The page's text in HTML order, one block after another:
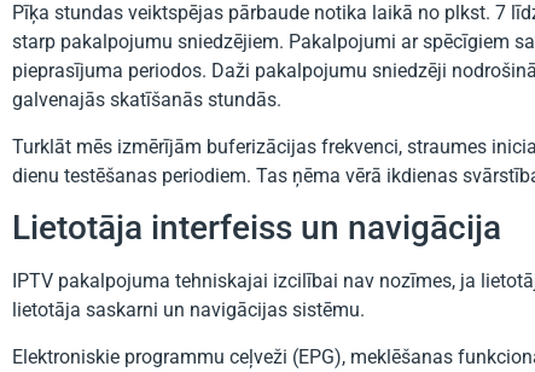
Pīķa stundas veiktspējas pārbaude notika laikā no plkst. 7
starp pakalpojumu sniedzējiem. Pakalpojumi ar spēcīgiem
pieprasījuma periodos. Daži pakalpojumu sniedzēji
galvenajās skatīšanās stundās.
Turklāt mēs izmērījām buferizācijas frekvenci, straumes
dienu testēšanas periodiem. Tas ņēma vērā ikdienas
Lietotāja interfeiss un navigācija
IPTV pakalpojuma tehniskajai izcilībai nav nozīmes, ja
lietotāja saskarni un navigācijas sistēmu.
Elektroniskie programmu ceļveži (EPG), meklēšanas